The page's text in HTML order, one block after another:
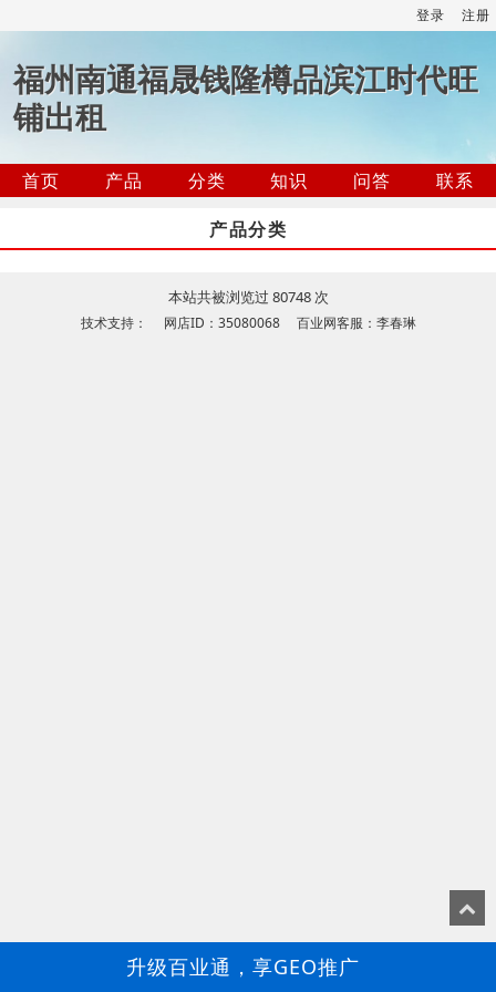
登录 注册
福州南通福晟钱隆樽品滨江时代旺
铺出租
首页 产品 分类 知识 问答
联系
产品分类
本站共被浏览过 80748 次
技术支持： 网店ID：35080068 百业网客服：李春琳
升级百业通，享GEO推广